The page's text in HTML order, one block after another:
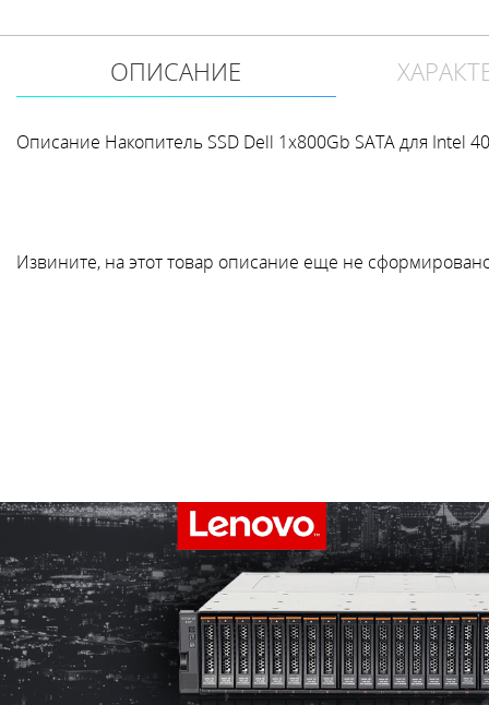
ОПИСАНИЕ
Описание Накопитель SSD Dell 1x800Gb SATA для Intel
Извините, на этот товар описание еще не